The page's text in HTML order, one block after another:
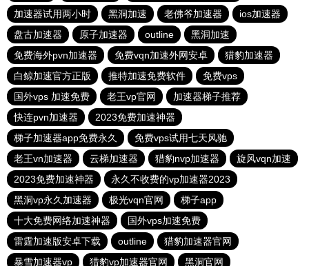
加速器试用两小时
黑洞加速 老佛爷加速器
ios加速器
盘古加速器
原子加速器 outline
黑洞加速
免费海外pvn加速器
免费vqn加速外网安卓
猎豹加速器
白鲸加速官方正版
推特加速免费软件
免费vps
国外vps 加速免费
老王vp官网
加速器梯子推荐
快连pvn加速器
2023免费加速神器
梯子加速器app免费永久
免费vps试用七天风驰
老王vn加速器
云梯加速器 猎豹nvp加速器
旋风vqn加速
2023免费加速神器
永久不收费的vp加速器2023
黑洞vp永久加速器
极光vqn官网
梯子app
十大免费网络加速神器
国外vps加速免费
雷霆加速版安卓下载
outline
猎豹加速器官网
暴雪加速器vp
猎豹vp加速器官网 黑洞官网